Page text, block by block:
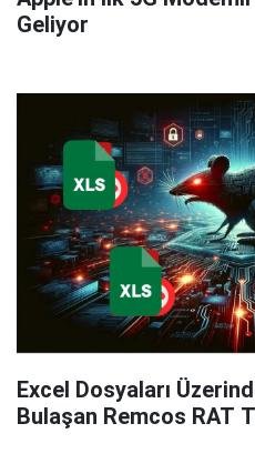
Geliyor
Excel Dosyaları
Bulaşan Remcos RAT